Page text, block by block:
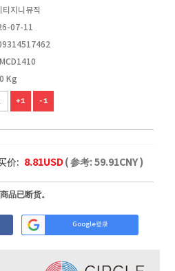
티지니뮤직
07-11
Kg
+1 -1
价: 8.81USD( 参考:59.91CNY )
品已断货。
Google登录